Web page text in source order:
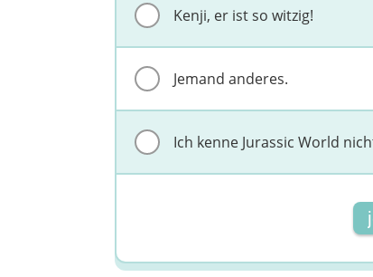
Kenji, er ist so witzig!
Jemand anderes.
Ich kenne Jurassic World